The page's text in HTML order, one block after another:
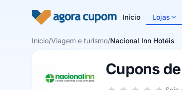
Início Lojas
Início/Viagem e turismo/Nacional Inn Hotéis
Cupons
Sua nota para